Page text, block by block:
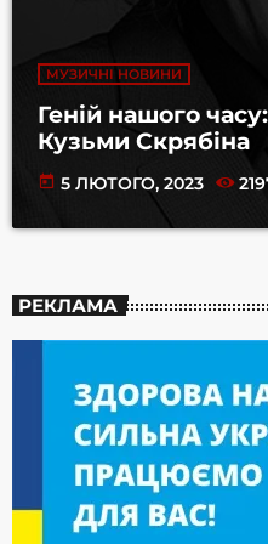
МУЗИЧНІ НОВИНИ
Геній нашого
Кузьми Скрябіна
today 5 ЛЮТОГО, 2023
РЕКЛАМА